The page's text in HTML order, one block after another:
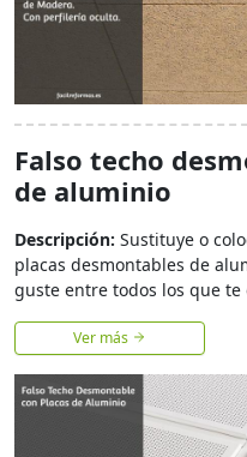
Falso techo
de aluminio
Descripción: Sustituye o
placas desmontables de
guste entre todos los que
Ver más